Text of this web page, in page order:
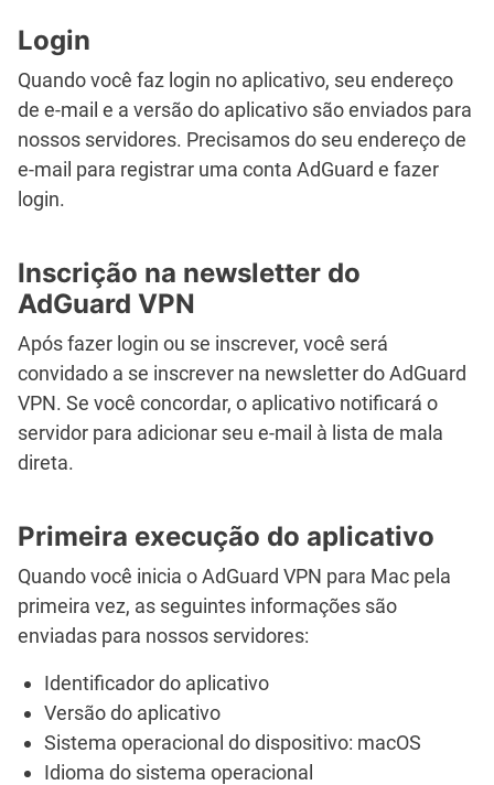
Login
Quando você faz login no aplicativo, seu endereço
de e-mail e a versão do aplicativo são enviados para
nossos servidores. Precisamos do seu endereço de
e-mail para registrar uma conta AdGuard e fazer
login.
Inscrição na newsletter do
AdGuard VPN
Após fazer login ou se inscrever, você será
convidado a se inscrever na newsletter do AdGuard
VPN. Se você concordar, o aplicativo notificará o
servidor para adicionar seu e-mail à lista de mala
direta.
Primeira execução do aplicativo
Quando você inicia o AdGuard VPN para Mac pela
primeira vez, as seguintes informações são
enviadas para nossos servidores:
Identificador do aplicativo
Versão do aplicativo
Sistema operacional do dispositivo: macOS
Idioma do sistema operacional